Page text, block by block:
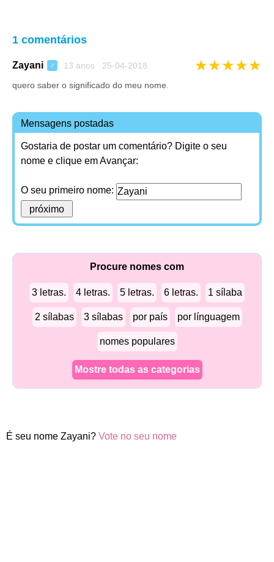
1 comentários
Zayani ♂ 13 anos 25-04-2018 ★★★★★
quero saber o significado do meu nome.
Mensagens postadas
Gostaria de postar um comentário? Digite o seu
nome e clique em Avançar:
O seu primeiro nome:
Procure nomes com
3 letras. 4 letras. 5 letras. 6 letras. 1 sílaba
2 sílabas 3 sílabas por país por línguagem
nomes populares
Mostre todas as categorias
É seu nome Zayani? Vote no seu nome